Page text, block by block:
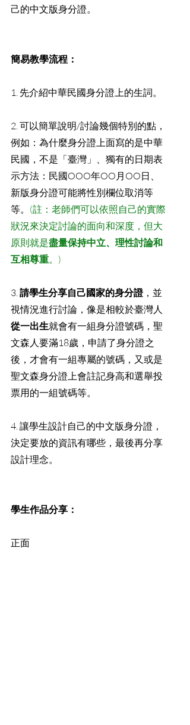
己的中文版身分證。
簡易教學流程：
1. 先介紹中華民國身分證上的生詞。
2. 可以簡單說明/討論幾個特別的點，
例如：為什麼身分證上面寫的是中華
民國，不是「臺灣」、獨有的日期表
示方法：民國OOO年OO月OO日、
新版身分證可能將性別欄位取消等
等。 (註：老師們可以依照自己的實際
狀況來決定討論的面向和深度，但大
原則就是盡量保持中立、理性討論和
互相尊重。)
3. 請學生分享自己國家的身分證，並
視情況進行討論，像是相較於臺灣人
從一出生就會有一組身分證號碼，聖
文森人要滿18歲，申請了身分證之
後，才會有一組專屬的號碼，又或是
聖文森身分證上會註記身高和選舉投
票用的一組號碼等。
4. 讓學生設計自己的中文版身分證，
決定要放的資訊有哪些，最後再分享
設計理念。
學生作品分享：
正面